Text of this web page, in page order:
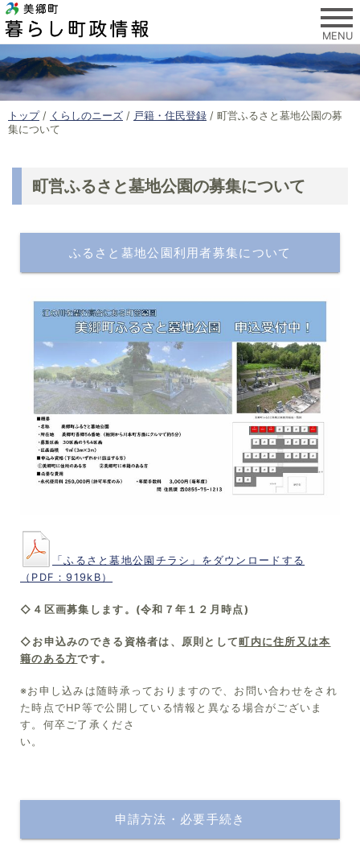
このページの本文へ
MENU
現
在
置
トップ/ くらしのニーズ / 戸籍・住民登録 / 町営ふるさと墓地公園の募
集について
町営ふるさと墓地公園の募集について
ふるさと墓地公園利用者募集について
「ふるさと墓地公園チラシ」をダウンロードする
（PDF：919kB）
◇４区画募集します。(令和７年１２月時点)
◇お申込みのできる資格者は、原則として町内に住所又は本
籍のある方です。
※お申し込みは随時承っておりますので、お問い合わせをされ
た時点でHP等で公開している情報と異なる場合がございま
す。何卒ご了承くださ
い。
申請方法・必要手続き